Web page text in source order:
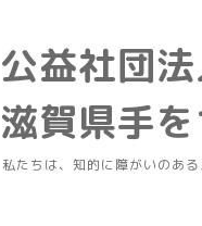
公益社団
滋賀県手
私たちは、知的に障がいのあ